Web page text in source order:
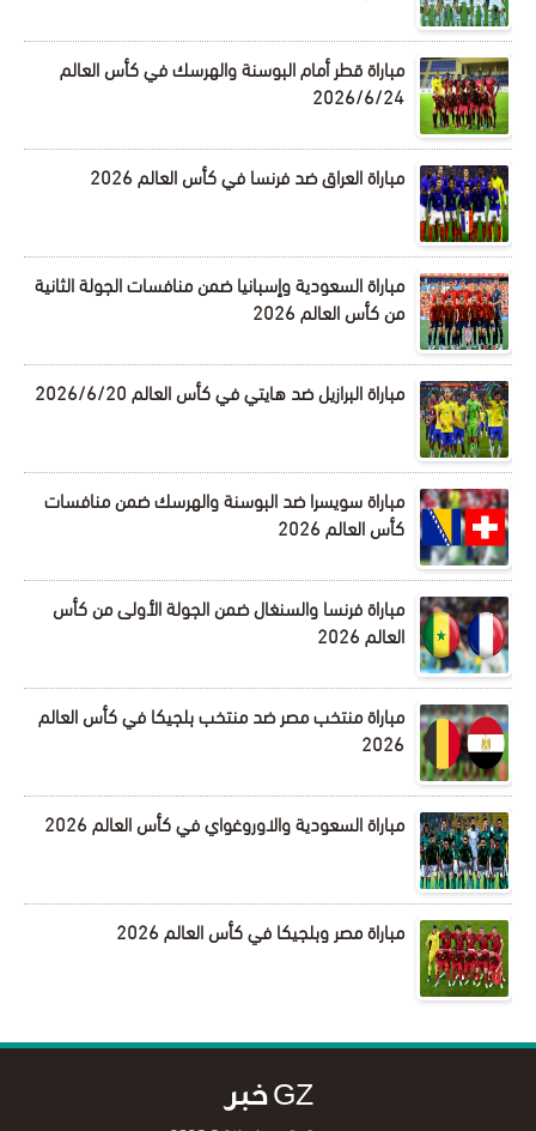
مباراة قطر أمام البوسنة والهرسك في كأس العالم
2026/6/24
مباراة العراق ضد فرنسا في كأس العالم 2026
مباراة السعودية وإسبانيا ضمن منافسات الجولة الثانية
من كأس العالم 2026
مباراة البرازيل ضد هايتي في كأس العالم 2026/6/20
مباراة سويسرا ضد البوسنة والهرسك ضمن منافسات
كأس العالم 2026
مباراة فرنسا والسنغال ضمن الجولة الأولى من كأس
العالم 2026
مباراة منتخب مصر ضد منتخب بلجيكا في كأس العالم
2026
مباراة السعودية والاوروغواي في كأس العالم 2026
مباراة مصر وبلجيكا في كأس العالم 2026
GZ خبر